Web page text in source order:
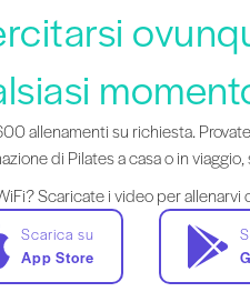
allenamenti su richiesta.
di Pilates a casa o in
Scaricate i video per allenarvi
Scarica su
App Store